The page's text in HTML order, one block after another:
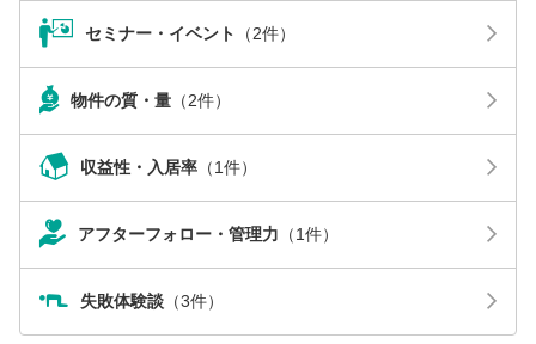
セミナー・イベント （2件）
物件の質・量 （2件）
収益性・入居率 （1件）
アフターフォロー・管理力 （1件）
失敗体験談 （3件）